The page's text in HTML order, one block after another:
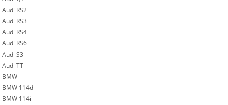
Audi RS2
Audi RS3
Audi RS4
Audi RS6
Audi S3
Audi TT
BMW
BMW 114d
BMW 114i